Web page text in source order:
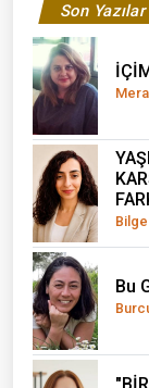
Son Yazılar
Bu